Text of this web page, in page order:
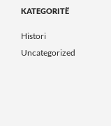
KATEGORITË
Histori
Uncategorized